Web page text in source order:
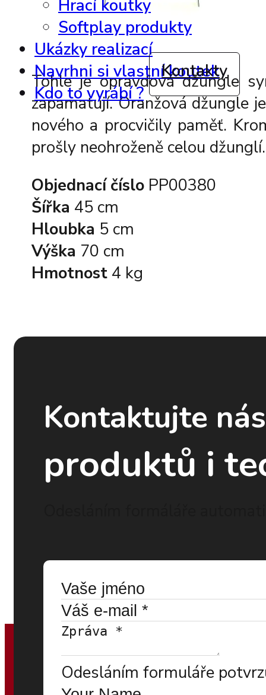
Hrací koutky
Softplay produkty
Ukázky realizací
Navrhni si vlastní koutek
Kdo to vyrábí ?
Kontakty
Tohle je opravdová džungle
zapamatují. Oranžová džungle
nového a procvičily paměť.
prošly neohroženě celou
Objednací číslo PP00380
Šířka 45 cm
Hloubka 5 cm
Výška 70 cm
Hmotnost 4 kg
Kontaktujte
produktů i
Odesláním formuláře